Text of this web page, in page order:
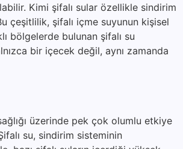
Kimi şifalı sular özellikle sindirim
çeşitlilik, şifalı içme suyunun kişisel
bölgelerde bulunan şifalı su
bir içecek değil, aynı zamanda
üzerinde pek çok olumlu etkiye
su, sindirim sisteminin